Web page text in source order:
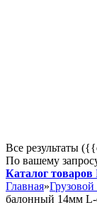
Все результаты
По вашему
Каталог товаров
Главная»Грузовой
балонный 14мм L-